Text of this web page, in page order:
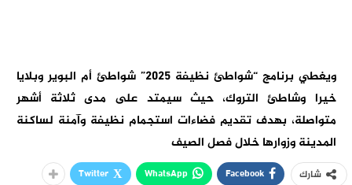
ويغطي برنامج “شواطئ نظيفة 2025” شواطئ أم البوير وبلايا
خيرا وشاطئ التروك، حيث سيمتد على مدى ثلاثة أشهر
متواصلة، بهدف تقديم فضاءات استجمام نظيفة وآمنة لساكنة
المدينة وزوارها خلال فصل الصيف
شارك Facebook
WhatsApp
Twitter